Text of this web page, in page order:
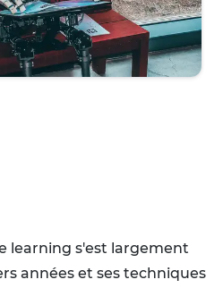
learning s'est largement
années et ses techniques